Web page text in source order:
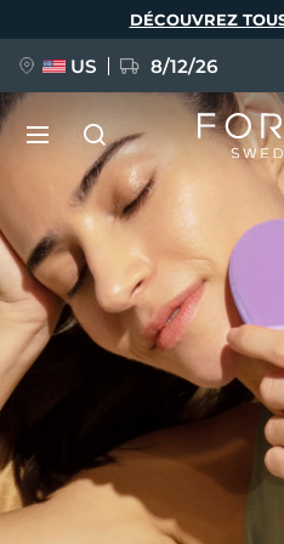
DÉCOUVREZ
US 8/12/26
NOUVEAU
FAQ™ Pure Beauty-Tech
BREAKING NEWS
issa™ Teeth Whitening
Langue
English Deutsch
Français
Italiano
Svenska
Türkçe
简体中文